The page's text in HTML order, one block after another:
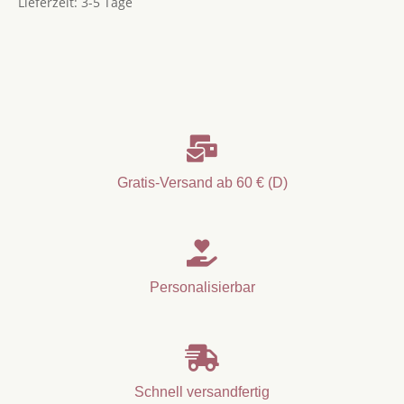

Gratis-Versand ab 60 € (D)

Personalisierbar

Schnell versandfertig